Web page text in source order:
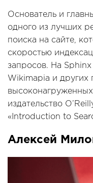
Основатель и
одного из лучших
поиска на сайте,
скоростью
запросов. На
Wikimapia и других
издательство
«Introduction to
Алексей